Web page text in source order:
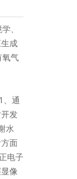
、
成
氧气
、通
发
水
面
电子
像